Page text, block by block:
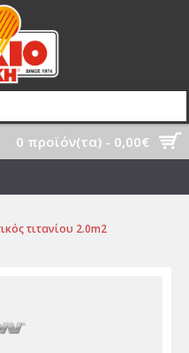
0 προϊόν(τα) - 0,00€
τιτανίου 2.0m2